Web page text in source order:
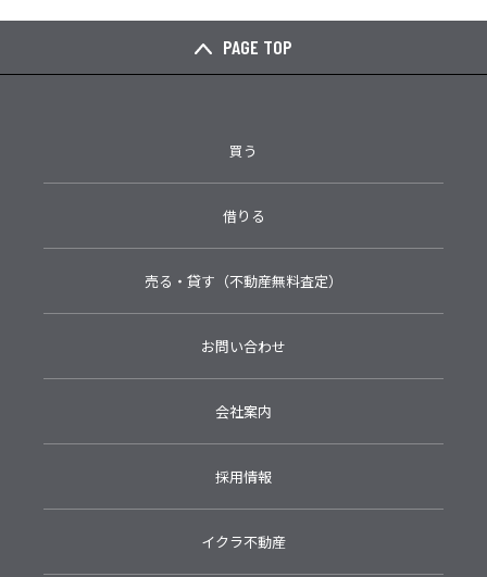
PAGE TOP
買う
借りる
売る・貸す（不動産無料査定）
お問い合わせ
会社案内
採用情報
イクラ不動産